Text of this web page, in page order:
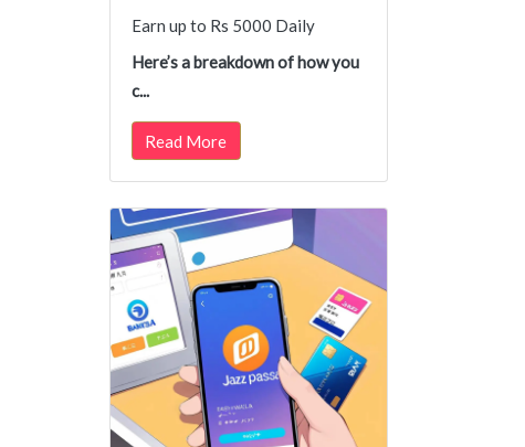
Earn up to Rs 5000 Daily
Here’s a breakdown of how you
c...
Read More